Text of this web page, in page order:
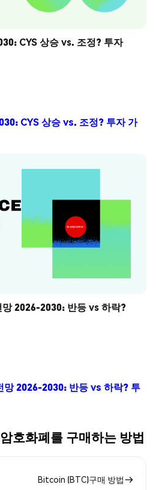
CYS 상승 vs. 조정? 투자
CYS 상승 vs. 조정? 투자 가
2026-2030: 반등 vs 하락?
2026-2030: 반등 vs 하락? 투
호화폐를 구매하는 방법
Bitcoin (BTC)구매 방법